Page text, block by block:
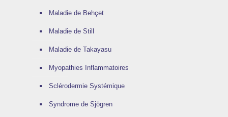
Maladie de Behçet
Maladie de Still
Maladie de Takayasu
Myopathies Inflammatoires
Sclérodermie Systémique
Syndrome de Sjögren